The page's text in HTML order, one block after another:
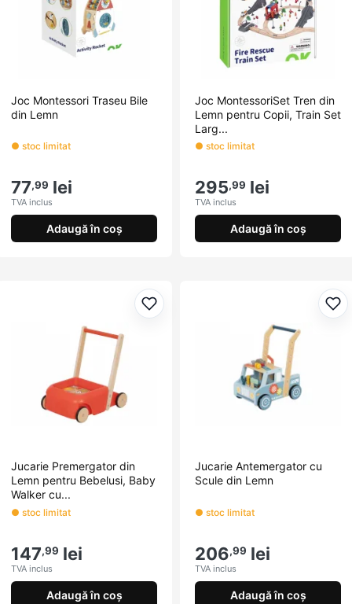
Joc Montessori Traseu Bile
din Lemn
● stoc limitat
77,99 lei
TVA inclus
Adaugă în coș
Joc MontessoriSet Tren din
Lemn pentru Copii, Train Set
Larg...
● stoc limitat
295,99 lei
TVA inclus
Adaugă în coș
Adaugă la favorite
Jucarie Premergator din
Lemn pentru Bebelusi, Baby
Walker cu...
● stoc limitat
147,99 lei
TVA inclus
Adaugă în coș
Jucarie Antemergator cu
Scule din Lemn
● stoc limitat
206,99 lei
TVA inclus
Adaugă în coș